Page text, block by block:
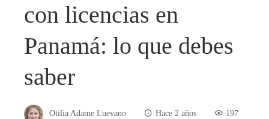
con licencias en
Panamá: lo que debes
saber
Otilia Adame Luevano Hace 2 años 197